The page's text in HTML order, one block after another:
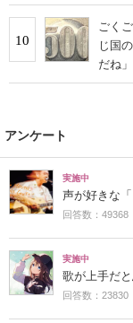
10
ごく
じ国
だね」
アンケート
実施中
声が好きな
回答数：49368
実施中
歌が上手だ
回答数：23830